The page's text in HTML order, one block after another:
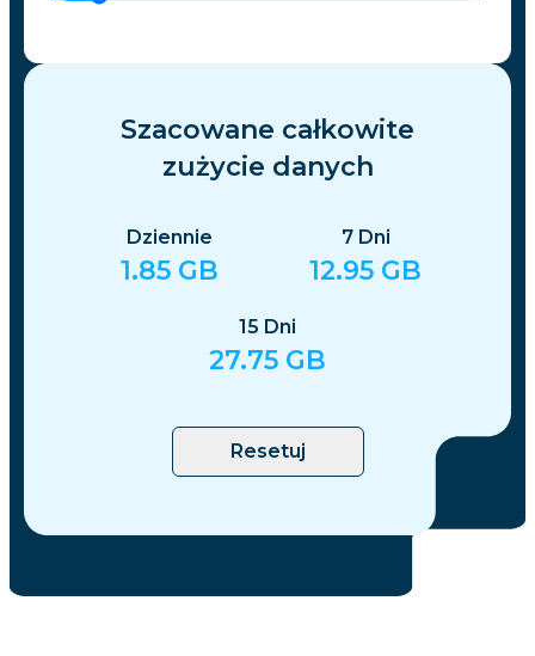
Szacowane całkowite
zużycie danych
Dziennie
1.85 GB
7 Dni
12.95 GB
15 Dni
27.75 GB
Resetuj